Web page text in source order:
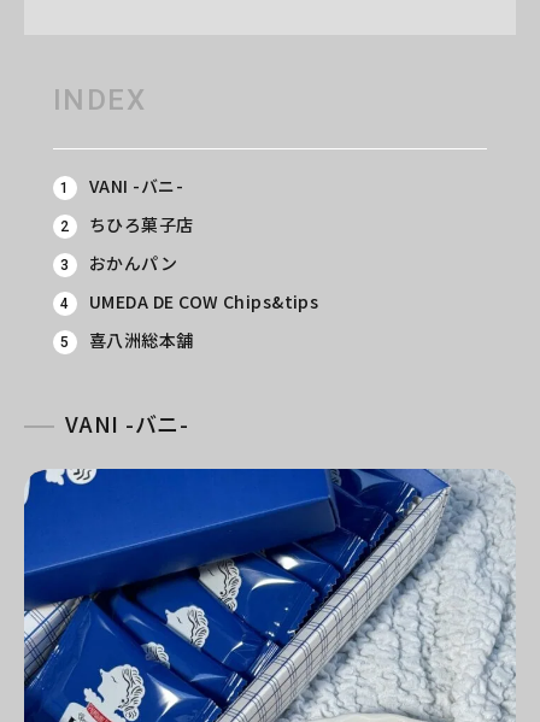
INDEX
VANI -バニ-
ちひろ菓子店
おかんパン
UMEDA DE COW Chips&tips
喜八洲総本舗
VANI -バニ-